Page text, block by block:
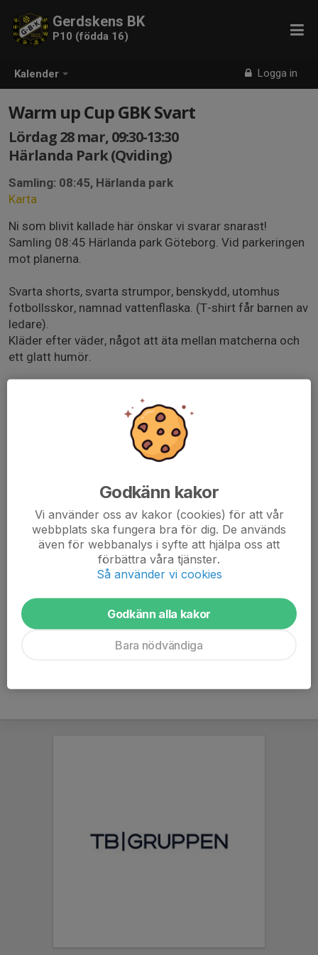
Kalender Logga in
Gerdskens BK
P10 (födda 16)
Warm up Cup GBK Svart
Lördag 28 mar, 09:30-13:30
Härlanda Park (Qviding)
Samling: 08:45, Härlanda park
Karta
Ni som blivit kallade här önskar vi svarar snarast!
Samling 08:45 Härlanda park Göteborg. Vid parkeringen
mot planerna.
Svarta shorts, svarta strumpor, benskydd, utomhus
fotbollsskor, namnad vattenflaska. (T-shirt får barnen av
ledare).
Kläder efter väder, något att äta mellan matcherna och
ett glatt humör.
Matcher 7 mot 7 ( liten plan) speltid 2x12 min
Inget slutspel spelas, utan samtliga lag spelar poolspel
9:30 GBK Svart - Häcken (park 8)
10:30 GBK svart - Örgryte (park 11)
12:00 GBK svart - Mölnlycke (park 11)
13:00 GBK Svart - Mölnlycke (park 9)
Vid frånvaro kontakta Anna: 0730-209505
Godkänn kakor
Vi använder oss av kakor (cookies) för att vår
webbplats ska fungera bra för dig. De används
även för webbanalys i syfte att hjälpa oss att
förbättra våra tjänster.
Så använder vi cookies
Godkänn alla kakor
Bara nödvändiga